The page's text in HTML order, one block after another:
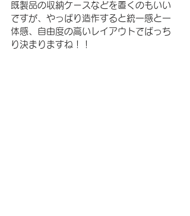
既製品の収納ケースなどを置くのもいい
ですが、やっぱり造作すると統一感と一
体感、自由度の高いレイアウトでばっち
り決まりますね！！